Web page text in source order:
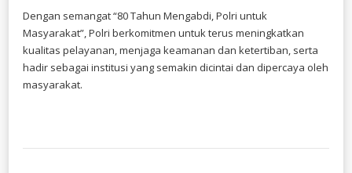
Dengan semangat “80 Tahun Mengabdi, Polri untuk
Masyarakat”, Polri berkomitmen untuk terus meningkatkan
kualitas pelayanan, menjaga keamanan dan ketertiban, serta
hadir sebagai institusi yang semakin dicintai dan dipercaya oleh
masyarakat.